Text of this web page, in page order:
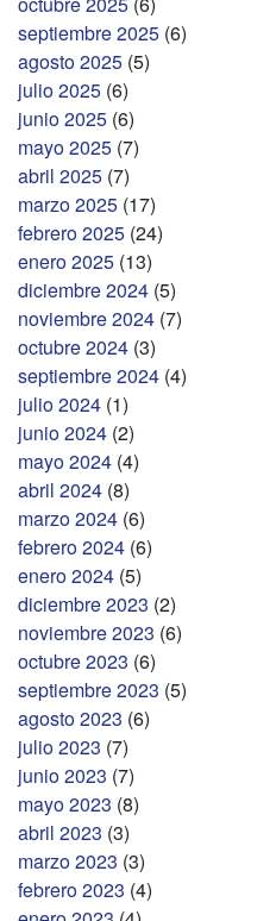
septiembre 2025 (6)
agosto 2025 (5)
julio 2025 (6)
junio 2025 (6)
mayo 2025 (7)
abril 2025 (7)
marzo 2025 (17)
febrero 2025 (24)
enero 2025 (13)
diciembre 2024 (5)
noviembre 2024 (7)
octubre 2024 (3)
septiembre 2024 (4)
julio 2024 (1)
junio 2024 (2)
mayo 2024 (4)
abril 2024 (8)
marzo 2024 (6)
febrero 2024 (6)
enero 2024 (5)
diciembre 2023 (2)
noviembre 2023 (6)
octubre 2023 (6)
septiembre 2023 (5)
agosto 2023 (6)
julio 2023 (7)
junio 2023 (7)
mayo 2023 (8)
abril 2023 (3)
marzo 2023 (3)
febrero 2023 (4)